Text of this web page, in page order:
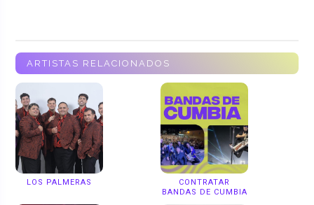
ARTISTAS RELACIONADOS
LOS PALMERAS
CONTRATAR
BANDAS DE CUMBIA